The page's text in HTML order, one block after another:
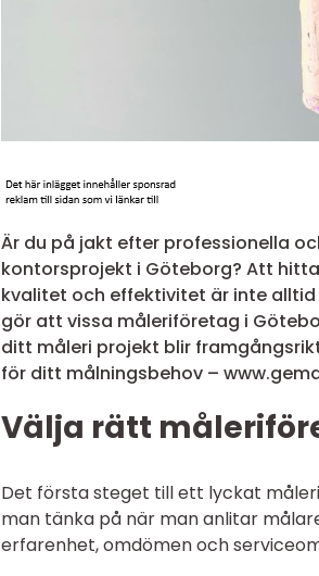
Är du på jakt efter professionella
kontorsprojekt i Göteborg? Att
kvalitet och effektivitet är inte
gör att vissa måleriföretag i
ditt måleri projekt blir
för ditt målningsbehov –
Välja rätt
Det första steget till ett lyckat
man tänka på när man anlitar
erfarenhet, omdömen och